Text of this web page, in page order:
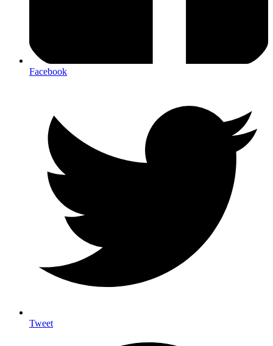
Facebook
Tweet